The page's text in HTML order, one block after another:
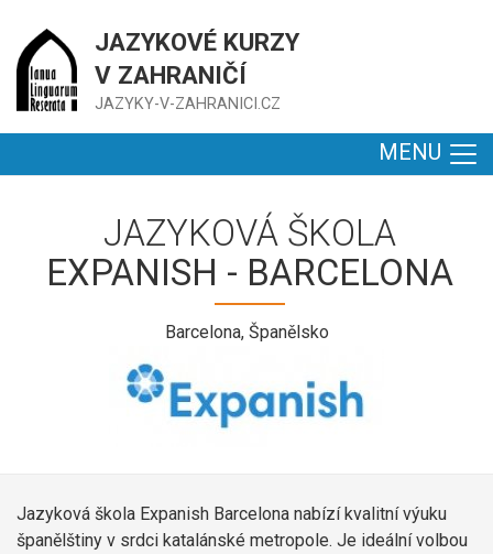
JAZYKOVÉ KURZY
V ZAHRANIČÍ
JAZYKY-V-ZAHRANICI.CZ
MENU
JAZYKOVÁ ŠKOLA
EXPANISH - BARCELONA
Barcelona, Španělsko
Jazyková škola Expanish Barcelona nabízí kvalitní výuku
španělštiny v srdci katalánské metropole. Je ideální volbou